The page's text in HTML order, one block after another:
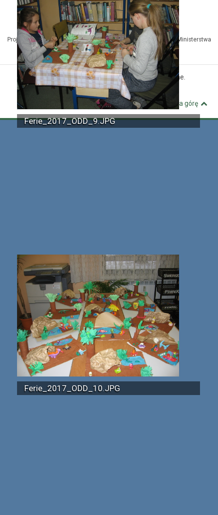
Ferie_2017_ODD_9.JPG
Ferie_2017_ODD_10.JPG
Projekt Kuźnia Dostępnych Stron współfinansowany ze środków Ministerstwa
Administracji i Cyfryzacji
© MBP Pyskowice. Wszystkie prawa zastrzeżone.
Kuźnia Dostępnych Stron
Wróć na górę